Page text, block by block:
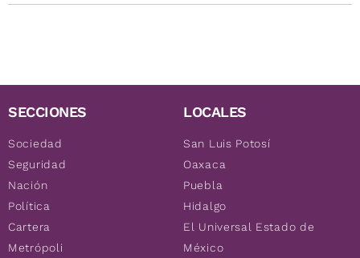
SECCIONES
Sociedad
Seguridad
Nación
Política
Cartera
Metrópoli
LOCALES
San Luis Potosí
Oaxaca
Puebla
Hidalgo
El Universal Estado de
México